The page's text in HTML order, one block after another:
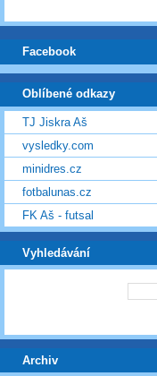
Facebook
Oblíbené odkazy
TJ Jiskra Aš
vysledky.com
minidres.cz
fotbalunas.cz
FK Aš - futsal
Vyhledávání
Archiv